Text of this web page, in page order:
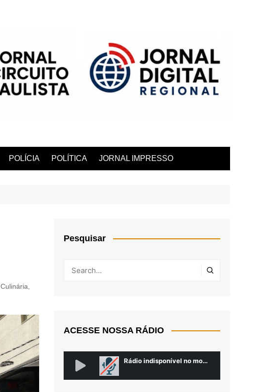
POLÍCIA POLÍTICA JORNAL IMPRESSO
Culinária
Pesquisar
ACESSE NOSSA RÁDIO